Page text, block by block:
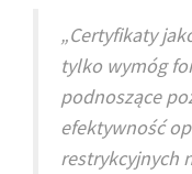
„Certyfikaty
tylko wymóg
podnoszące
efektywność
restrykcyjnych